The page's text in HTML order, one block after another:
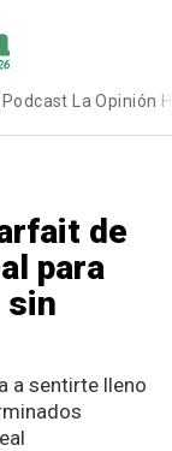
Podcast La Opinión
de
para
sin
a sentirte lleno